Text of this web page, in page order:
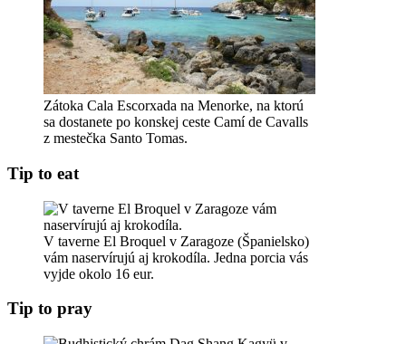
Zátoka Cala Escorxada na Menorke, na ktorú
sa dostanete po konskej ceste Camí de Cavalls
z mestečka Santo Tomas.
Tip to eat
V taverne El Broquel v Zaragoze (Španielsko)
vám naservírujú aj krokodíla. Jedna porcia vás
vyjde okolo 16 eur.
Tip to pray